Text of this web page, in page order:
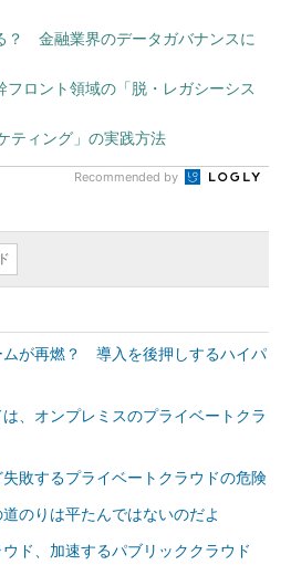
？ 金融業界のデータガバナンスに
フロント領域の「脱・レガシーシス
ティング」の実践方法
Recommended by
ムが再燃？ 導入を後押しするハイパ
、オンプレミスのプライベートクラ
敗するプライベートクラウドの危険
のりは平たんではないのだよ
ド、加速するパブリッククラウド